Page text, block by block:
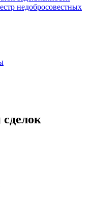
недобросовестных